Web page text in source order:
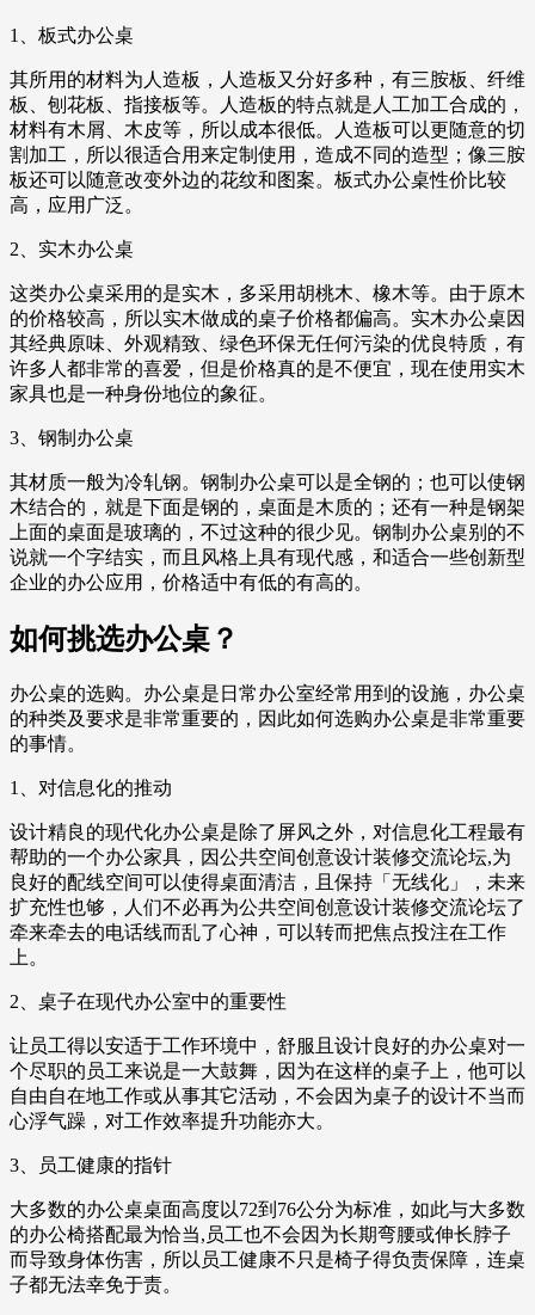
1、板式办公桌
其所用的材料为人造板，人造板又分好多种，有三胺板、纤维
板、刨花板、指接板等。人造板的特点就是人工加工合成的，
材料有木屑、木皮等，所以成本很低。人造板可以更随意的切
割加工，所以很适合用来定制使用，造成不同的造型；像三胺
板还可以随意改变外边的花纹和图案。板式办公桌性价比较
高，应用广泛。
2、实木办公桌
这类办公桌采用的是实木，多采用胡桃木、橡木等。由于原木
的价格较高，所以实木做成的桌子价格都偏高。实木办公桌因
其经典原味、外观精致、绿色环保无任何污染的优良特质，有
许多人都非常的喜爱，但是价格真的是不便宜，现在使用实木
家具也是一种身份地位的象征。
3、钢制办公桌
其材质一般为冷轧钢。钢制办公桌可以是全钢的；也可以使钢
木结合的，就是下面是钢的，桌面是木质的；还有一种是钢架
上面的桌面是玻璃的，不过这种的很少见。钢制办公桌别的不
说就一个字结实，而且风格上具有现代感，和适合一些创新型
企业的办公应用，价格适中有低的有高的。
如何挑选办公桌？
办公桌的选购。办公桌是日常办公室经常用到的设施，办公桌
的种类及要求是非常重要的，因此如何选购办公桌是非常重要
的事情。
1、对信息化的推动
设计精良的现代化办公桌是除了屏风之外，对信息化工程最有
帮助的一个办公家具，因公共空间创意设计装修交流论坛,为
良好的配线空间可以使得桌面清洁，且保持「无线化」，未来
扩充性也够，人们不必再为公共空间创意设计装修交流论坛了
牵来牵去的电话线而乱了心神，可以转而把焦点投注在工作
上。
2、桌子在现代办公室中的重要性
让员工得以安适于工作环境中，舒服且设计良好的办公桌对一
个尽职的员工来说是一大鼓舞，因为在这样的桌子上，他可以
自由自在地工作或从事其它活动，不会因为桌子的设计不当而
心浮气躁，对工作效率提升功能亦大。
3、员工健康的指针
大多数的办公桌桌面高度以72到76公分为标准，如此与大多数
的办公椅搭配最为恰当,员工也不会因为长期弯腰或伸长脖子
而导致身体伤害，所以员工健康不只是椅子得负责保障，连桌
子都无法幸免于责。